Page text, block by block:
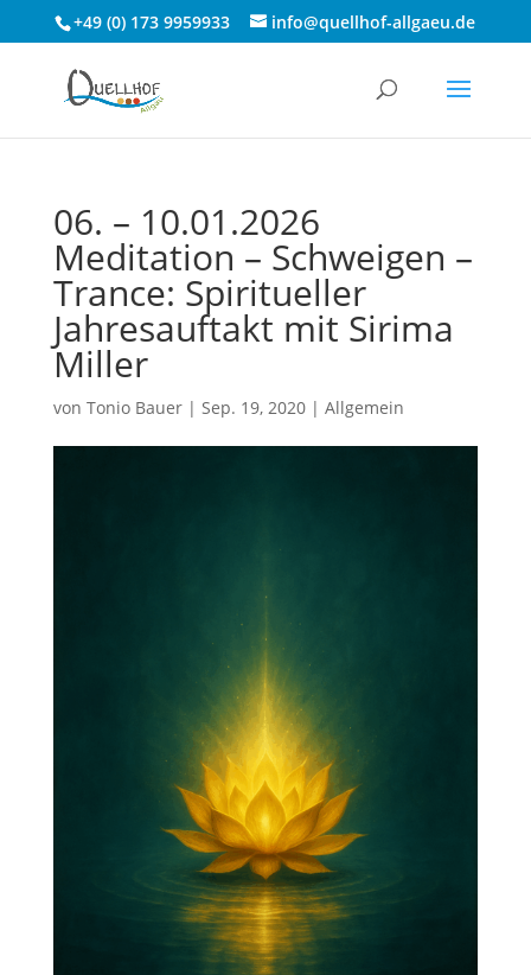
+49 (0) 173 9959933 info@quellhof-allgaeu.de
06. – 10.01.2026
Meditation – Schweigen –
Trance: Spiritueller
Jahresauftakt mit Sirima
Miller
von Tonio Bauer| Sep. 19, 2020| Allgemein